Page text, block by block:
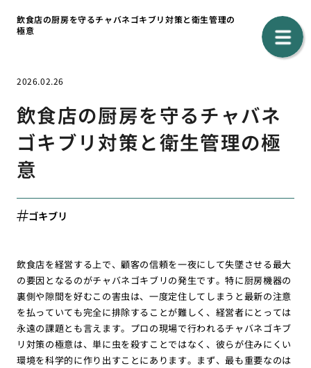
飲食店の厨房を守るチャバネゴキブリ対策と衛生管理の
極意
2026.02.26
飲食店の厨房を守るチャバネ
ゴキブリ対策と衛生管理の極
意
ゴキブリ
飲食店を経営する上で、顧客の信頼を一夜にして失墜させる最大
の要因となるのがチャバネゴキブリの発生です。特に厨房機器の
裏側や隙間を好むこの害虫は、一度定住してしまうと最新の注意
を払っていても完全に排除することが難しく、経営者にとっては
永遠の課題とも言えます。プロの現場で行われるチャバネゴキブ
リ対策の極意は、単に虫を殺すことではなく、彼らが住みにくい
環境を科学的に作り出すことにあります。まず、最も重要なのは